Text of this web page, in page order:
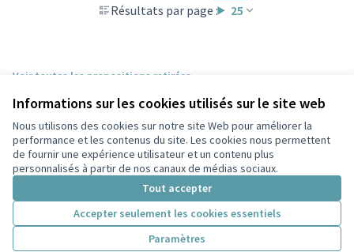
Informations sur les cookies utilisés sur le site web
Nous utilisons des cookies sur notre site Web pour améliorer la
performance et les contenus du site. Les cookies nous permettent
de fournir une expérience utilisateur et un contenu plus
personnalisés à partir de nos canaux de médias sociaux.
Tout accepter
Accepter seulement les cookies essentiels
Paramètres
Résultats par page : 25
Voir toutes les propositions retirées
Conditions d'utilisation
Paramètres des cookies
Participez Villeurbanne sur X
(Lien externe)
Participez Villeurbanne sur Facebook
Participez Villeurbanne sur Instagram
Participez Villeurbanne sur YouTube
(Lien externe)
Site réalisé grâce aulogiciel libre Decidim .
Licence
(Lien